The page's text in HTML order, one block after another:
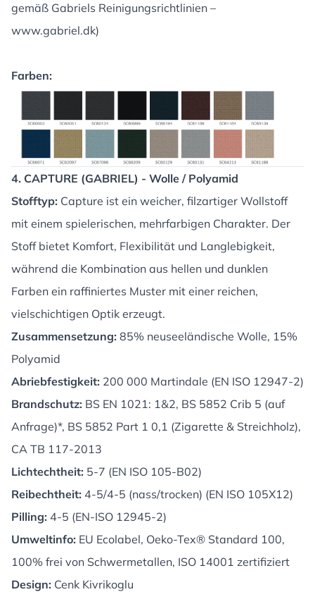
gemäß Gabriels Reinigungsrichtlinien –
www.gabriel.dk)
Farben:
4. CAPTURE (GABRIEL) - Wolle / Polyamid
Stofftyp: Capture ist ein weicher, filzartiger Wollstoff
mit einem spielerischen, mehrfarbigen Charakter. Der
Stoff bietet Komfort, Flexibilität und Langlebigkeit,
während die Kombination aus hellen und dunklen
Farben ein raffiniertes Muster mit einer reichen,
vielschichtigen Optik erzeugt.
Zusammensetzung: 85% neuseeländische Wolle, 15%
Polyamid
Abriebfestigkeit: 200 000 Martindale (EN ISO 12947-2)
Brandschutz: BS EN 1021: 1&2, BS 5852 Crib 5 (auf
Anfrage)*, BS 5852 Part 1 0,1 (Zigarette & Streichholz),
CA TB 117-2013
Lichtechtheit: 5-7 (EN ISO 105-B02)
Reibechtheit: 4-5/4-5 (nass/trocken) (EN ISO 105X12)
Pilling: 4-5 (EN-ISO 12945-2)
Umweltinfo: EU Ecolabel, Oeko-Tex® Standard 100,
100% frei von Schwermetallen, ISO 14001 zertifiziert
Design: Cenk Kivrikoglu